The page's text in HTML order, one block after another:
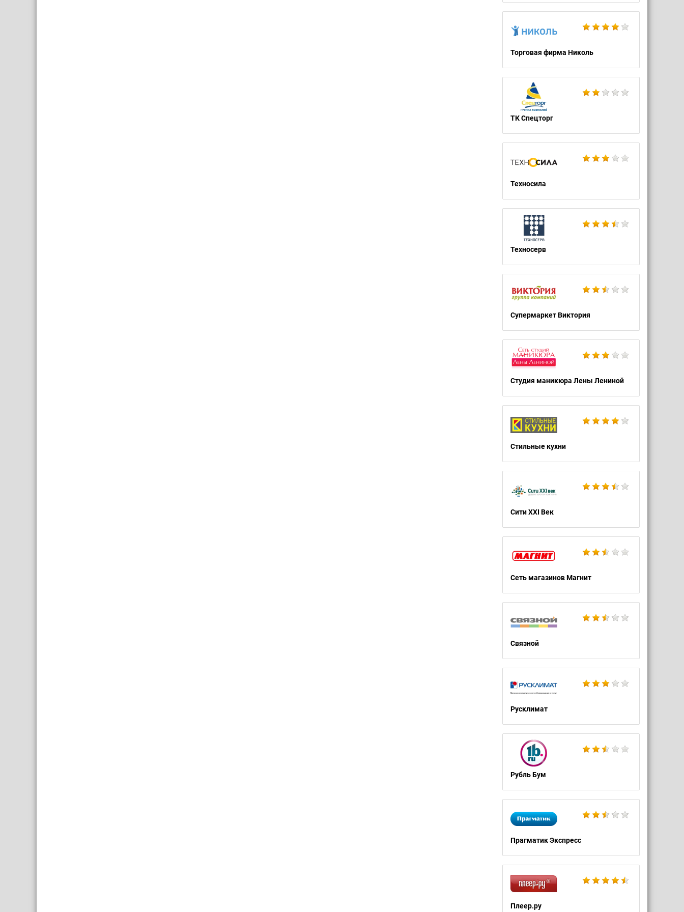
Торговая фирма Николь
ТК Спецторг
Техносила
Техносерв
Супермаркет Виктория
Студия маникюра Лены Лениной
Стильные кухни
Сити XXI Век
Сеть магазинов Магнит
Связной
Русклимат
Рубль Бум
Прагматик Экспресс
Плеер.ру